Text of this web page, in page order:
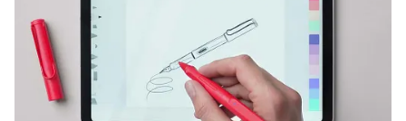
Oriente Medio
Esta región contiene una lista de países con los
Oceanía
Esta región contiene una lista de países con los